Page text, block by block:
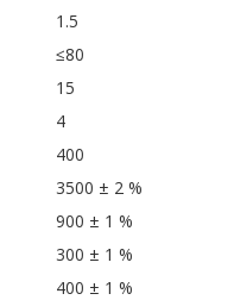
1.5
≤80
15
4
400
3500 ± 2 %
900 ± 1 %
300 ± 1 %
400 ± 1 %